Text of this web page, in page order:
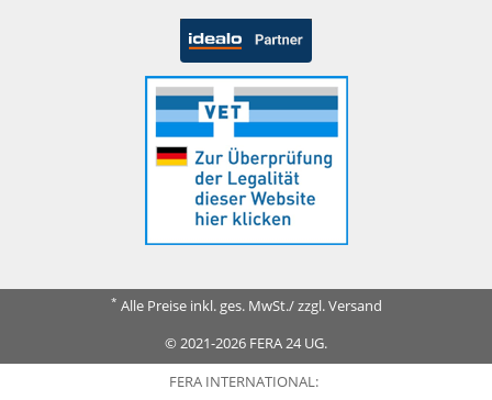
* Alle Preise inkl. ges. MwSt./ zzgl. Versand
© 2021-2026 FERA 24 UG.
FERA INTERNATIONAL: